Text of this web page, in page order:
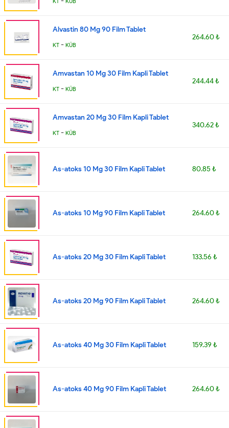
Alvastin 80 Mg 90 Film Tablet
KT - KÜB
264.60 ₺
Amvastan 10 Mg 30 Film Kapli Tablet
KT - KÜB
244.44 ₺
Amvastan 20 Mg 30 Film Kapli Tablet
KT - KÜB
340.62 ₺
As-atoks 10 Mg 30 Film Kapli Tablet 80.85 ₺
As-atoks 10 Mg 90 Film Kapli Tablet 264.60 ₺
As-atoks 20 Mg 30 Film Kapli Tablet 133.56 ₺
As-atoks 20 Mg 90 Film Kapli Tablet 264.60 ₺
As-atoks 40 Mg 30 Film Kapli Tablet 159.39 ₺
As-atoks 40 Mg 90 Film Kapli Tablet 264.60 ₺